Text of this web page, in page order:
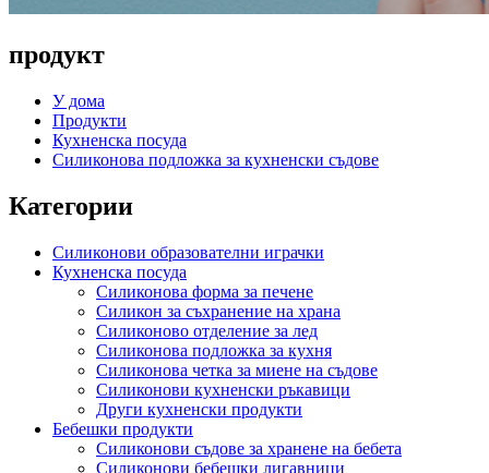
продукт
У дома
Продукти
Кухненска посуда
Силиконова подложка за кухненски съдове
Категории
Силиконови образователни играчки
Кухненска посуда
Силиконова форма за печене
Силикон за съхранение на храна
Силиконово отделение за лед
Силиконова подложка за кухня
Силиконова четка за миене на съдове
Силиконови кухненски ръкавици
Други кухненски продукти
Бебешки продукти
Силиконови съдове за хранене на бебета
Силиконови бебешки лигавници